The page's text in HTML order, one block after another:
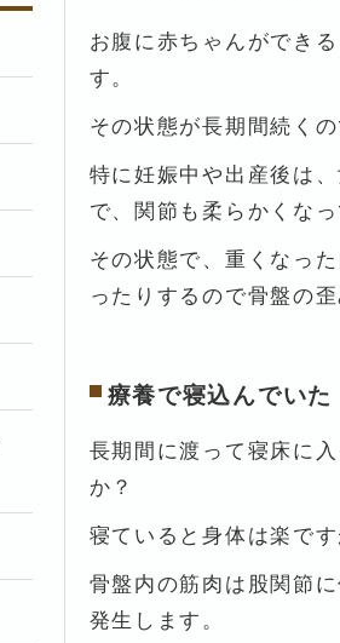
お腹に赤ちゃんができ
す。
その状態が長期間続く
特に妊娠中や出産後は
で、関節も柔らかくなっ
その状態で、重くなっ
ったりするので骨盤の
療養で寝込んでいた
長期間に渡って寝床に
か？
寝ていると身体は楽で
骨盤内の筋肉は股関節
発生します。